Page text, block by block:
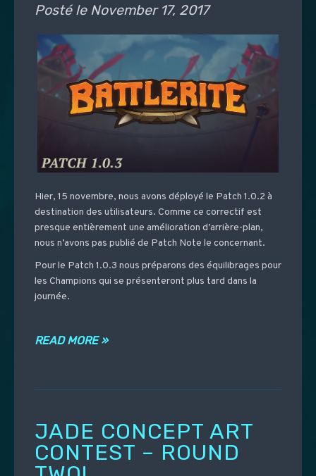
Posté le November 17, 2017
Hier, 15 novembre, nous avons déployé le Patch 1.0.2 à
destination des utilisateurs. Comme ce correctif est
presque entièrement une amélioration d’arrière-plan,
nous n’avons pas publié de Patch Note le concernant.
Pour le Patch 1.0.3 nous préparons des équilibrages pour
les Champions qui se présenteront plus tard dans la
journée.
READ MORE »
JADE CONCEPT ART
CONTEST – ROUND